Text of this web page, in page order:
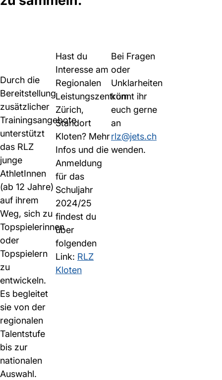
Durch die
Bereitstellung
zusätzlicher
Trainingsangebote
unterstützt
das RLZ
junge
AthletInnen
(ab 12 Jahre)
auf ihrem
Weg, sich zu
Topspielerinnen
oder
Topspielern
zu
entwickeln.
Es begleitet
sie von der
regionalen
Talentstufe
bis zur
nationalen
Auswahl.
Hast du
Interesse am
Regionalen
Leistungszentrum
Zürich,
Standort
Kloten? Mehr
Infos und die
Anmeldung
für das
Schuljahr
2024/25
findest du
über
folgenden
Link: RLZ
Kloten
Bei Fragen
oder
Unklarheiten
könnt ihr
euch gerne
an
rlz@jets.ch
wenden.